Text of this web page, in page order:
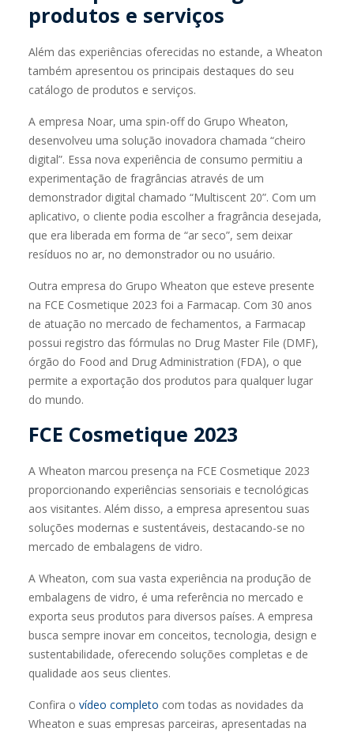
produtos e serviços
Além das experiências oferecidas no estande, a Wheaton
também apresentou os principais destaques do seu
catálogo de produtos e serviços.
A empresa Noar, uma spin-off do Grupo Wheaton,
desenvolveu uma solução inovadora chamada “cheiro
digital”. Essa nova experiência de consumo permitiu a
experimentação de fragrâncias através de um
demonstrador digital chamado “Multiscent 20”. Com um
aplicativo, o cliente podia escolher a fragrância desejada,
que era liberada em forma de “ar seco”, sem deixar
resíduos no ar, no demonstrador ou no usuário.
Outra empresa do Grupo Wheaton que esteve presente
na FCE Cosmetique 2023 foi a Farmacap. Com 30 anos
de atuação no mercado de fechamentos, a Farmacap
possui registro das fórmulas no Drug Master File (DMF),
órgão do Food and Drug Administration (FDA), o que
permite a exportação dos produtos para qualquer lugar
do mundo.
FCE Cosmetique 2023
A Wheaton marcou presença na FCE Cosmetique 2023
proporcionando experiências sensoriais e tecnológicas
aos visitantes. Além disso, a empresa apresentou suas
soluções modernas e sustentáveis, destacando-se no
mercado de embalagens de vidro.
A Wheaton, com sua vasta experiência na produção de
embalagens de vidro, é uma referência no mercado e
exporta seus produtos para diversos países. A empresa
busca sempre inovar em conceitos, tecnologia, design e
sustentabilidade, oferecendo soluções completas e de
qualidade aos seus clientes.
Confira o vídeo completo com todas as novidades da
Wheaton e suas empresas parceiras, apresentadas na